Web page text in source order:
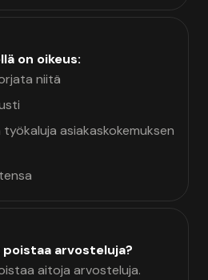
on oikeus:
niitä
asiakaskokemuksen
arvosteluja?
aitoja arvosteluja.